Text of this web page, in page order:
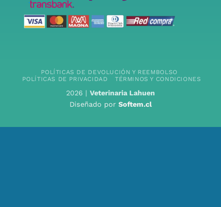
POLÍTICAS DE DEVOLUCIÓN Y REEMBOLSO
POLÍTICAS DE PRIVACIDAD
TÉRMINOS Y CONDICIONES
2026 | Veterinaria Lahuen
Diseñado por Softem.cl